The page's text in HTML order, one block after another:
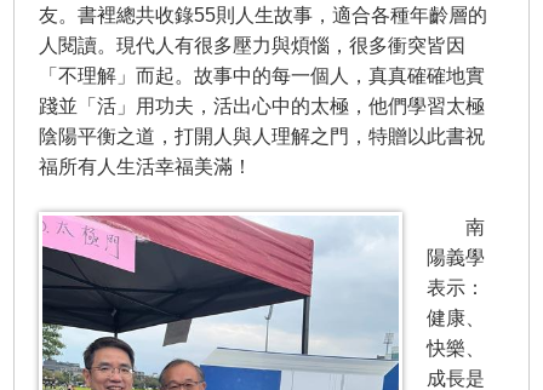
友。書裡總共收錄55則人生故事，適合各種年齡層的
人閱讀。現代人有很多壓力與煩惱，很多衝突皆因
「不理解」而起。故事中的每一個人，真真確確地實
踐並「活」用功夫，活出心中的太極，他們學習太極
陰陽平衡之道，打開人與人理解之門，特贈以此書祝
福所有人生活幸福美滿！
南
陽義學
表示：
健康、
快樂、
成長是